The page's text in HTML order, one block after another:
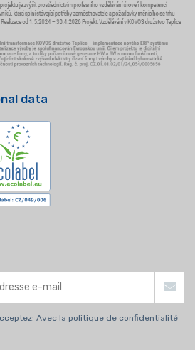
data
Avec la politique de confidentialité